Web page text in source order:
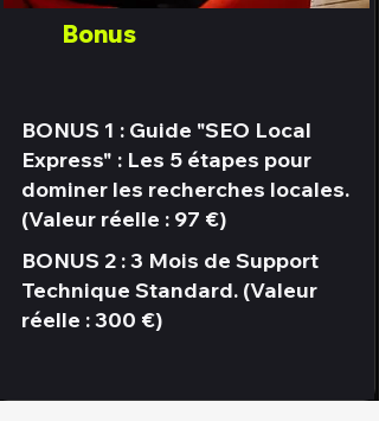
Bonus
BONUS 1 : Guide "SEO Local
Express" : Les 5 étapes pour
dominer les recherches locales.
(Valeur réelle : 97 €)
BONUS 2 : 3 Mois de Support
Technique Standard. (Valeur
réelle : 300 €)